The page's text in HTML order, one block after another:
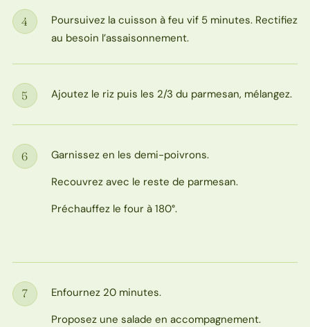
Étape
4
Poursuivez la cuisson à feu vif 5 minutes. Rectifiez
au besoin l’assaisonnement.
Étape
5 Ajoutez le riz puis les 2/3 du parmesan, mélangez.
Étape
6
Garnissez en les demi-poivrons.
Recouvrez avec le reste de parmesan.
Préchauffez le four à 180°.
Étape
7
Enfournez 20 minutes.
Proposez une salade en accompagnement.